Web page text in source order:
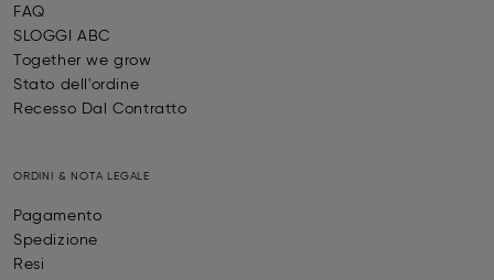
FAQ
SLOGGI ABC
Together we grow
Stato dell'ordine
Recesso Dal Contratto
ORDINI & NOTA LEGALE
Pagamento
Spedizione
Resi